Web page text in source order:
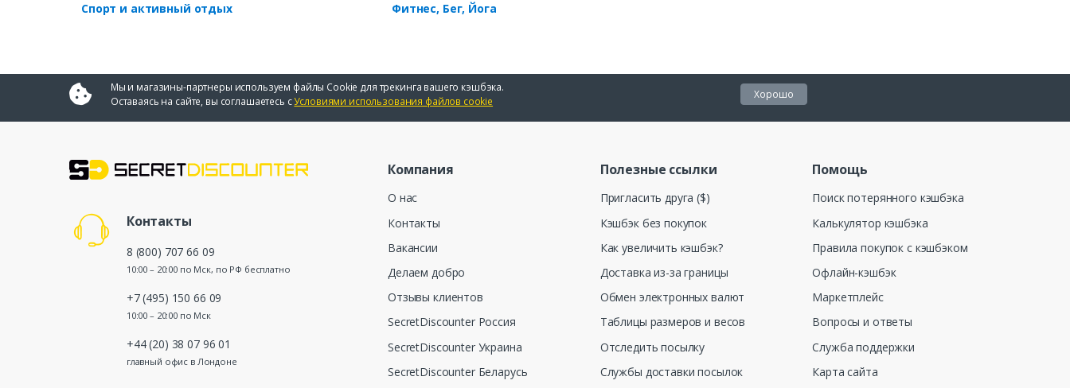
Спорт и активный отдых Фитнес, Бег, Йога
Мы и магазины-партнеры используем файлы Cookie для трекинга вашего кэшбэка.
Оставаясь на сайте, вы соглашаетесь сУсловиями использования файлов cookie
Хорошо
Контакты
8 (800) 707 66 09
10:00 – 20:00 по Мск, по РФ бесплатно
+7 (495) 150 66 09
10:00 – 20:00 по Мск
+44 (20) 38 07 96 01
главный офис в Лондоне
Компания
О нас
Контакты
Вакансии
Делаем добро
Отзывы клиентов
SecretDiscounter Россия
SecretDiscounter Украина
SecretDiscounter Беларусь
Полезные ссылки
Пригласить друга ($)
Кэшбэк без покупок
Как увеличить кэшбэк?
Доставка из-за границы
Обмен электронных валют
Таблицы размеров и весов
Отследить посылку
Службы доставки посылок
Помощь
Поиск потерянного кэшбэка
Калькулятор кэшбэка
Правила покупок с кэшбэком
Офлайн-кэшбэк
Маркетплейс
Вопросы и ответы
Служба поддержки
Карта сайта